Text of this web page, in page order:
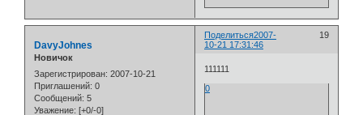
Поделиться 19
2007-
10-21 17:31:46
DavyJohnes
Новичок
Зарегистрирован: 2007-10-21
Приглашений: 0
Сообщений: 5
Уважение: [+0/-0]
111111
0